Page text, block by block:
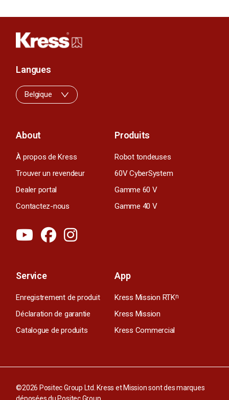
About
À propos de Kress
Trouver un revendeur
Dealer portal
Contactez-nous
Produits
Robot tondeuses
60V CyberSystem
Gamme 60 V
Gamme 40 V
Service
Enregistrement de produit
Déclaration de garantie
Catalogue de produits
App
Kress Mission RTKn
Kress Mission
Kress Commercial
Langues
Belgique
©2026 Positec Group Ltd. Kress et Mission sont des marques
déposées du Positec Group.